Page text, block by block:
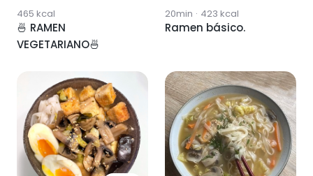
465 kcal
🍜 RAMEN
VEGETARIANO🍜
20min · 423 kcal
Ramen básico.